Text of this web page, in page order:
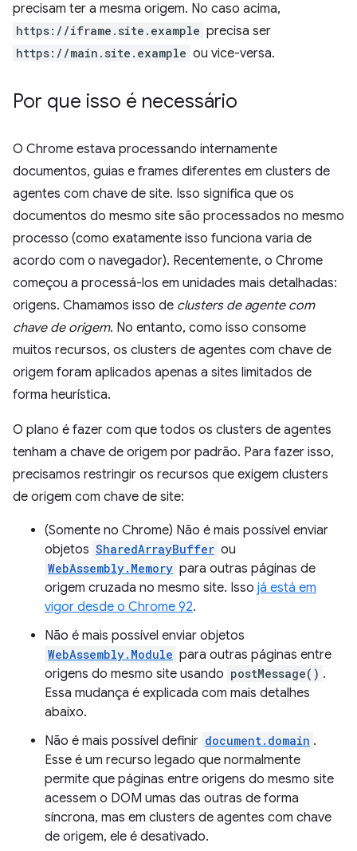
precisam ter a mesma origem. No caso acima,
https://iframe.site.example precisa ser
https://main.site.example ou vice-versa.
Por que isso é necessário
O Chrome estava processando internamente
documentos, guias e frames diferentes em clusters de
agentes com chave de site. Isso significa que os
documentos do mesmo site são processados no mesmo
processo (como exatamente isso funciona varia de
acordo com o navegador). Recentemente, o Chrome
começou a processá-los em unidades mais detalhadas:
origens. Chamamos isso de clusters de agente com
chave de origem. No entanto, como isso consome
muitos recursos, os clusters de agentes com chave de
origem foram aplicados apenas a sites limitados de
forma heurística.
O plano é fazer com que todos os clusters de agentes
tenham a chave de origem por padrão. Para fazer isso,
precisamos restringir os recursos que exigem clusters
de origem com chave de site:
(Somente no Chrome) Não é mais possível enviar
objetos SharedArrayBuffer ou
WebAssembly.Memory para outras páginas de
origem cruzada no mesmo site. Isso já está em
vigor desde o Chrome 92.
Não é mais possível enviar objetos
WebAssembly.Module para outras páginas entre
origens do mesmo site usando postMessage() .
Essa mudança é explicada com mais detalhes
abaixo.
Não é mais possível definir document.domain .
Esse é um recurso legado que normalmente
permite que páginas entre origens do mesmo site
acessem o DOM umas das outras de forma
síncrona, mas em clusters de agentes com chave
de origem, ele é desativado.